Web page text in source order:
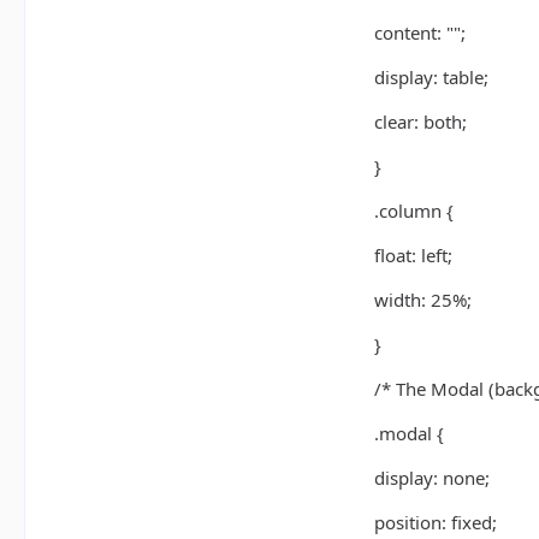
content: "";
display: table;
clear: both;
}
.column {
float: left;
width: 25%;
}
/* The Modal
.modal {
display: none;
position: fixed;